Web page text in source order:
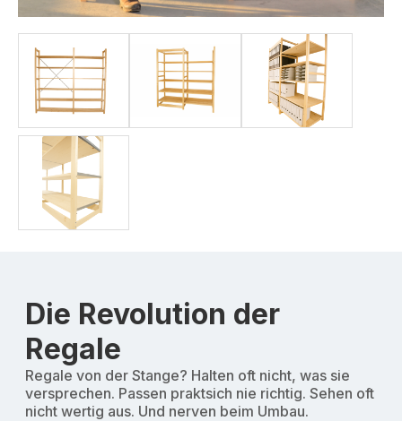
Die Revolution der
Regale
Regale von der Stange? Halten oft nicht, was sie
versprechen. Passen praktsich nie richtig. Sehen oft
nicht wertig aus. Und nerven beim Umbau.